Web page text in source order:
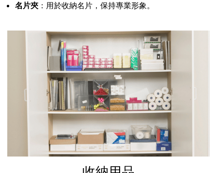
名片夾 ：用於收納名片，保持專業形象。